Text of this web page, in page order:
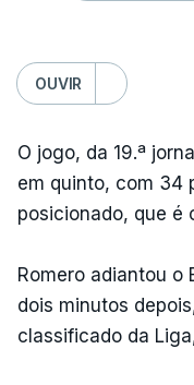
OUVIR
O jogo, da 19.ª
em quinto, com 34
posicionado, que é
Romero adiantou o
dois minutos
classificado da